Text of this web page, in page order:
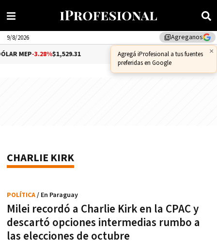
library_addAgreganos
×
Agregá iProfesional a tus fuentes
preferidas en Google
9/8/2026
MEP-3.28%$1,529.31 DÓLAR CCL-1.25%$1,556.14
CHARLIE KIRK
Milei recordó a Charlie Kirk en la CPAC y
descartó opciones intermedias rumbo a
las elecciones de octubre
POLÍTICA/ En Paraguay